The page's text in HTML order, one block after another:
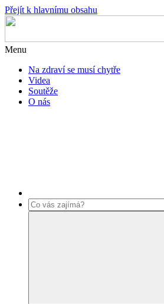
Přejít k hlavnímu obsahu
Menu
Na zdraví se musí chytře
Videa
Soutěže
O nás